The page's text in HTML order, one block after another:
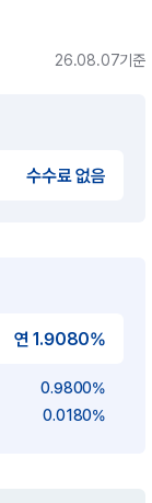
26.08.07기준
수수료 없음
연 1.9080%
0.9800%
0.0180%